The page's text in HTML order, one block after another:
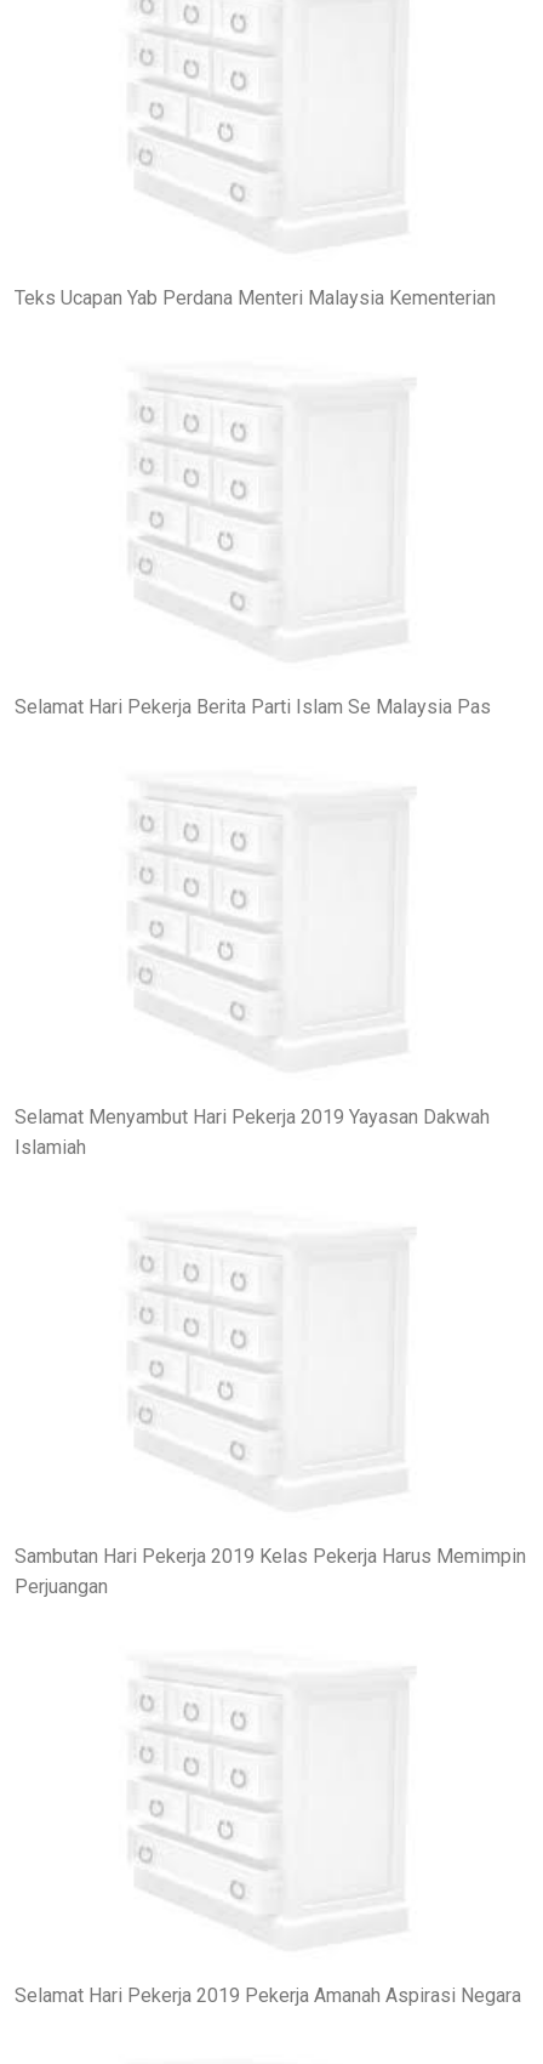
Teks Ucapan Yab Perdana Menteri Malaysia Kementerian
Selamat Hari Pekerja Berita Parti Islam Se Malaysia Pas
Selamat Menyambut Hari Pekerja 2019 Yayasan Dakwah
Islamiah
Sambutan Hari Pekerja 2019 Kelas Pekerja Harus Memimpin
Perjuangan
Selamat Hari Pekerja 2019 Pekerja Amanah Aspirasi Negara